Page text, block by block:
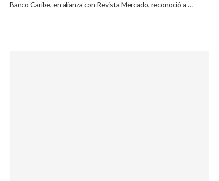
Banco Caribe, en alianza con Revista Mercado, reconoció a …